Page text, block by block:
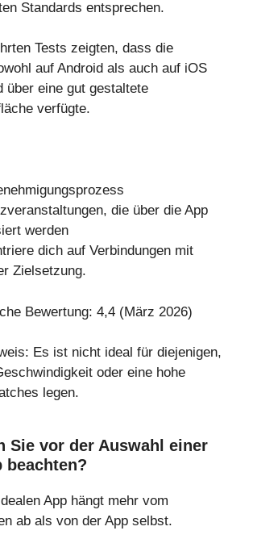
Standards entsprechen.
Tests zeigten, dass die
auf Android als auch auf iOS
über eine gut gestaltete
verfügte.
die über die App
werden
dich auf Verbindungen mit
Zielsetzung.
Bewertung: 4,4 (März 2026)
Es ist nicht ideal für diejenigen,
oder eine hohe
legen.
Sie vor der Auswahl einer
beachten?
App hängt mehr vom
ab als von der App selbst.